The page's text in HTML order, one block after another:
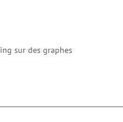
sur des graphes